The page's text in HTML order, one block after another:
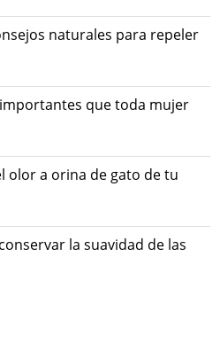
naturales para repeler
que toda mujer
olor a orina de gato de tu
la suavidad de las